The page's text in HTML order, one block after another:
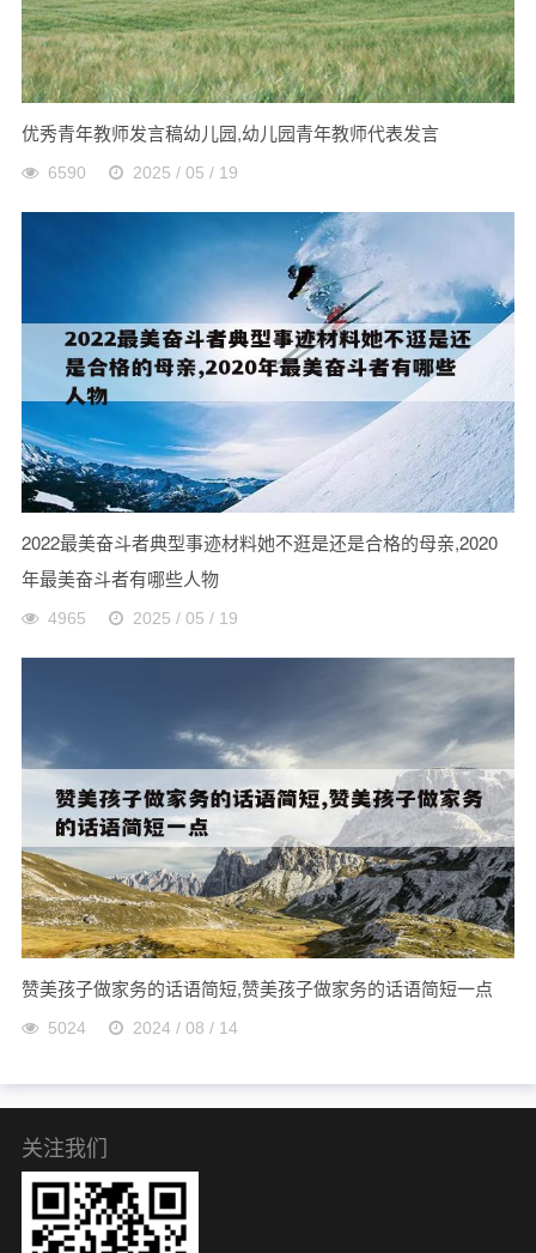
优秀青年教师发言稿幼儿园,幼儿园青年教师代表发言
6590 2025 / 05 / 19
2022最美奋斗者典型事迹材料她不逛是还是合格的母亲,2020
年最美奋斗者有哪些人物
4965 2025 / 05 / 19
赞美孩子做家务的话语简短,赞美孩子做家务的话语简短一点
5024 2024 / 08 / 14
关注我们